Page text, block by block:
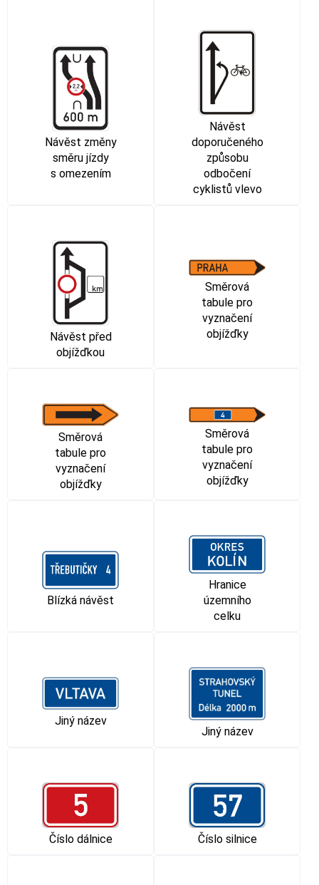
Návěst změny
směru jízdy
s omezením
Návěst
doporučeného
způsobu
odbočení
cyklistů vlevo
Návěst před
objížďkou
Směrová
tabule pro
vyznačení
objížďky
Směrová
tabule pro
vyznačení
objížďky
Směrová
tabule pro
vyznačení
objížďky
Blízká návěst
Hranice
územního
celku
Jiný název
Jiný název
Číslo dálnice Číslo silnice